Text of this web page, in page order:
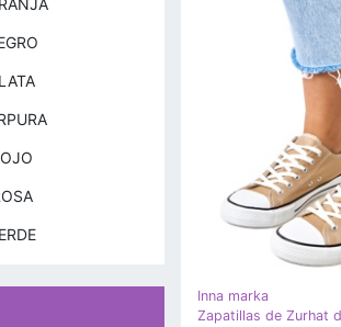
Inna marka